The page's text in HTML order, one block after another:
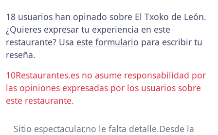
18 usuarios han opinado sobre El Txoko de León.
¿Quieres expresar tu experiencia en este
restaurante? Usa este formulario para escribir tu
reseña.
10Restaurantes.es no asume responsabilidad por
las opiniones expresadas por los usuarios sobre
este restaurante.
Sitio espectacular,no le falta detalle.Desde la